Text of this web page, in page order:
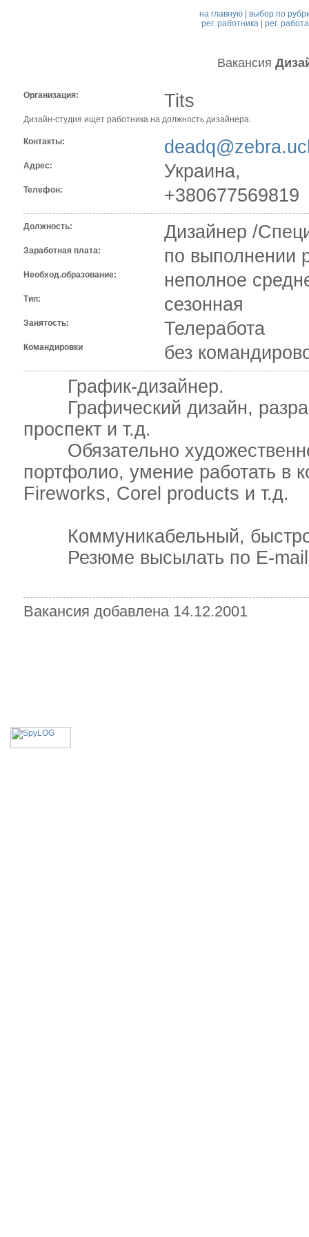
на главную |выбор по
рег. работника| рег.
Вакансия
Организация: Tits
Дизайн-студия ищет работника на должность дизайнера.
Контакты:
Адрес: Украина,
Телефон: +380677569819
Должность: Дизайнер /
Заработная плата: по выполнении
Необход.образование: неполное
Тип: сезонная
Занятость: Телеработа
Командировки
без
График-дизайнер.
Графический дизайн,
проспект и т.д.
Обязательно
портфолио, умение работать в
Fireworks, Corel products и т.д.
Коммуникабельный,
Резюме высылать по E-mail:
Вакансия добавлена 14.12.2001